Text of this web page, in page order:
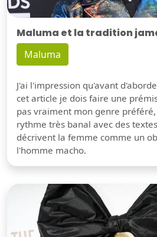
Maluma et la tradition
Maluma
J'ai l'impression qu'avant
cet article je dois faire une
pas vraiment mon genre
rythme très banal avec des
décrivent la femme comme un
l'homme macho.